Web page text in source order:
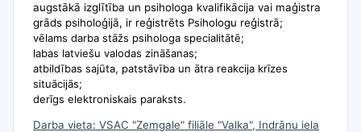
augstākā izglītība un psihologa kvalifikācija vai maģistra
grāds psiholoģijā, ir reģistrēts Psihologu reģistrā;
vēlams darba stāžs psihologa specialitātē;
labas latviešu valodas zināšanas;
atbildības sajūta, patstāvība un ātra reakcija krīzes
situācijās;
derīgs elektroniskais paraksts.
Darba vieta: VSAC "Zemgale" filiāle "Valka", Indrānu iela